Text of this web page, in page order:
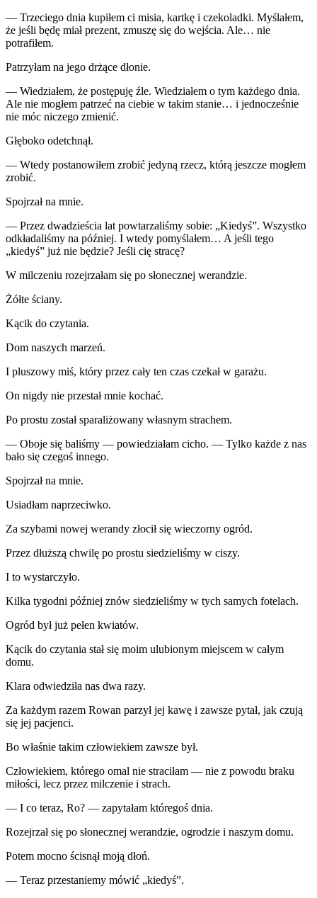
— Trzeciego dnia kupiłem ci misia, kartkę i czekoladki. Myślałem,
że jeśli będę miał prezent, zmuszę się do wejścia. Ale… nie
potrafiłem.
Patrzyłam na jego drżące dłonie.
— Wiedziałem, że postępuję źle. Wiedziałem o tym każdego dnia.
Ale nie mogłem patrzeć na ciebie w takim stanie… i jednocześnie
nie móc niczego zmienić.
Głęboko odetchnął.
— Wtedy postanowiłem zrobić jedyną rzecz, którą jeszcze mogłem
zrobić.
Spojrzał na mnie.
— Przez dwadzieścia lat powtarzaliśmy sobie: „Kiedyś”. Wszystko
odkładaliśmy na później. I wtedy pomyślałem… A jeśli tego
„kiedyś” już nie będzie? Jeśli cię stracę?
W milczeniu rozejrzałam się po słonecznej werandzie.
Żółte ściany.
Kącik do czytania.
Dom naszych marzeń.
I pluszowy miś, który przez cały ten czas czekał w garażu.
On nigdy nie przestał mnie kochać.
Po prostu został sparaliżowany własnym strachem.
— Oboje się baliśmy — powiedziałam cicho. — Tylko każde z nas
bało się czegoś innego.
Spojrzał na mnie.
Usiadłam naprzeciwko.
Za szybami nowej werandy złocił się wieczorny ogród.
Przez dłuższą chwilę po prostu siedzieliśmy w ciszy.
I to wystarczyło.
Kilka tygodni później znów siedzieliśmy w tych samych fotelach.
Ogród był już pełen kwiatów.
Kącik do czytania stał się moim ulubionym miejscem w całym
domu.
Klara odwiedziła nas dwa razy.
Za każdym razem Rowan parzył jej kawę i zawsze pytał, jak czują
się jej pacjenci.
Bo właśnie takim człowiekiem zawsze był.
Człowiekiem, którego omal nie straciłam — nie z powodu braku
miłości, lecz przez milczenie i strach.
— I co teraz, Ro? — zapytałam któregoś dnia.
Rozejrzał się po słonecznej werandzie, ogrodzie i naszym domu.
Potem mocno ścisnął moją dłoń.
— Teraz przestaniemy mówić „kiedyś”.